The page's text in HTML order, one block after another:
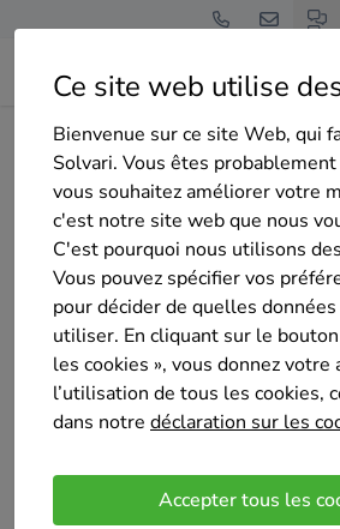
Ce site web utilise
Bienvenue sur ce site Web, qui
Solvari. Vous êtes probablement
vous souhaitez améliorer votre
c'est notre site web que nous
C'est pourquoi nous utilisons
Vous pouvez spécifier vos
pour décider de quelles
utiliser. En cliquant sur le
les cookies », vous donnez votre
l’utilisation de tous les cookies,
dans notre déclaration sur les
Accepter tous les
Home Isolation de la toiture Hainaut
Optima Energy
/5
(5 avis)
Bergen
Nous sommes spécialisé en
amélioration du PEB de votre
Nos services